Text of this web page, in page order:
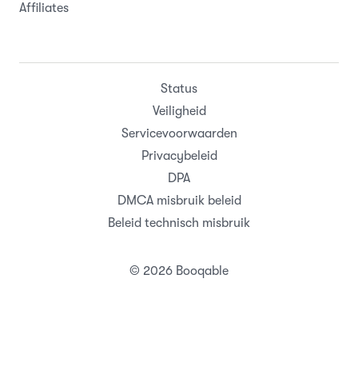
Affiliates
© 2026 Booqable
Status
Veiligheid
Servicevoorwaarden
Privacybeleid
DPA
DMCA misbruik beleid
Beleid technisch misbruik